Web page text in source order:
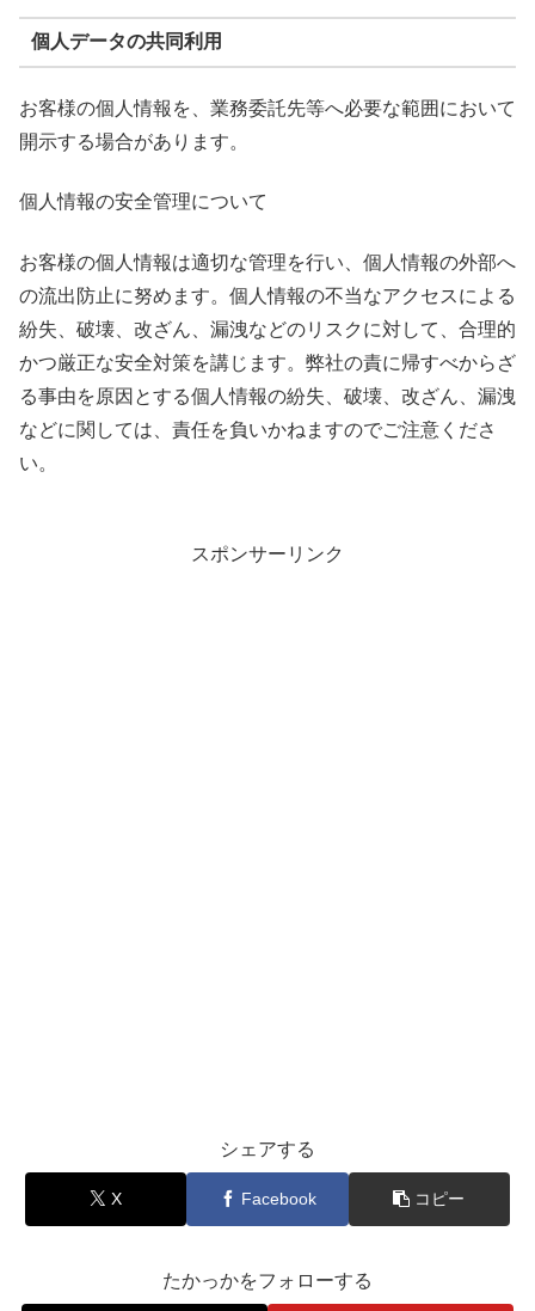
個人データの共同利用
お客様の個人情報を、業務委託先等へ必要な範囲において
開示する場合があります。
個人情報の安全管理について
お客様の個人情報は適切な管理を行い、個人情報の外部へ
の流出防止に努めます。個人情報の不当なアクセスによる
紛失、破壊、改ざん、漏洩などのリスクに対して、合理的
かつ厳正な安全対策を講じます。弊社の責に帰すべからざ
る事由を原因とする個人情報の紛失、破壊、改ざん、漏洩
などに関しては、責任を負いかねますのでご注意くださ
い。
スポンサーリンク
シェアする
X Facebook コピー
たかっかをフォローする